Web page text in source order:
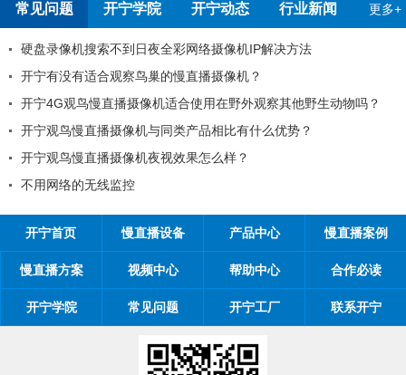
常见问题 开宁学院 开宁动态 行业新闻 更多+
硬盘录像机搜索不到日夜全彩网络摄像机IP解决方法
开宁有没有适合观察鸟巢的慢直播摄像机？
开宁4G观鸟慢直播摄像机适合使用在野外观察其他野生动物吗？
开宁观鸟慢直播摄像机与同类产品相比有什么优势？
开宁观鸟慢直播摄像机夜视效果怎么样？
不用网络的无线监控
开宁首页 慢直播设备 产品中心 慢直播案例
慢直播方案 视频中心 帮助中心 合作必读
开宁学院 常见问题 开宁工厂 联系开宁